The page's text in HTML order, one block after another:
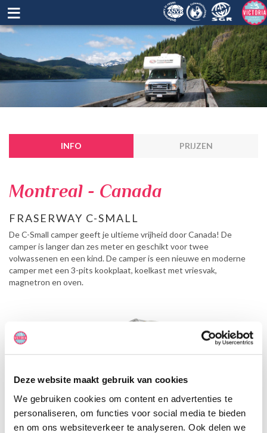
Deze website maakt gebruik van cookies
We gebruiken cookies om content en advertenties te
personaliseren, om functies voor social media te bieden
en om ons websiteverkeer te analyseren. Ook delen we
≡
INFO PRIJZEN
Montreal - Canada
FRASERWAY C-SMALL
De C-Small camper geeft je ultieme vrijheid door Canada! De
camper is langer dan zes meter en geschikt voor twee
volwassenen en een kind. De camper is een nieuwe en moderne
camper met een 3-pits kookplaat, koelkast met vriesvak,
magnetron en oven.